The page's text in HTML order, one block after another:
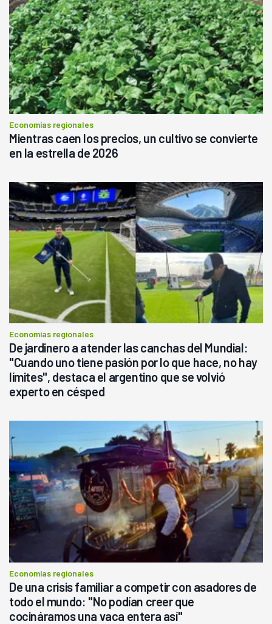
Economías regionales
Mientras caen los precios, un cultivo se convierte
en la estrella de 2026
Economías regionales
De jardinero a atender las canchas del Mundial:
"Cuando uno tiene pasión por lo que hace, no hay
límites", destaca el argentino que se volvió
experto en césped
Economías regionales
De una crisis familiar a competir con asadores de
todo el mundo: "No podían creer que
cocináramos una vaca entera así"